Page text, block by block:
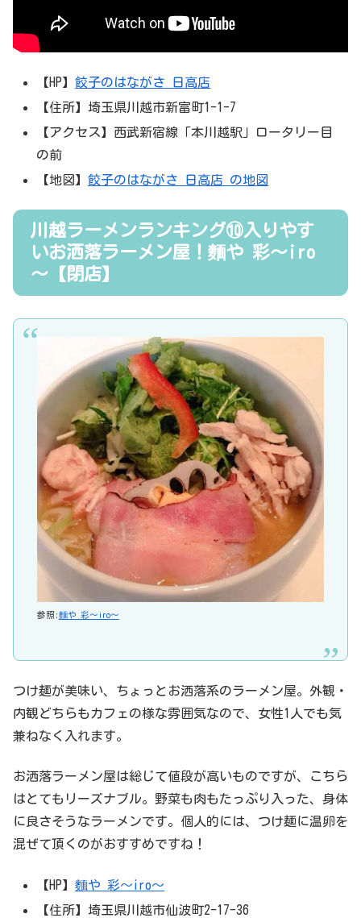
【HP】餃子のはながさ 日高店
【住所】埼玉県川越市新富町1-1-7
【アクセス】西武新宿線「本川越駅」ロータリー目
の前
【地図】餃子のはながさ 日高店 の地図
川越ラーメンランキング⑩入りやす
いお洒落ラーメン屋！麵や 彩～iro
～【閉店】
参照: 麵や 彩～iro～
つけ麺が美味い、ちょっとお洒落系のラーメン屋。外観・
内観どちらもカフェの様な雰囲気なので、女性1人でも気
兼ねなく入れます。
お洒落ラーメン屋は総じて値段が高いものですが、こちら
はとてもリーズナブル。野菜も肉もたっぷり入った、身体
に良さそうなラーメンです。個人的には、つけ麺に温卵を
混ぜて頂くのがおすすめですね！
【HP】麵や 彩～iro～
【住所】埼玉県川越市仙波町2-17-36